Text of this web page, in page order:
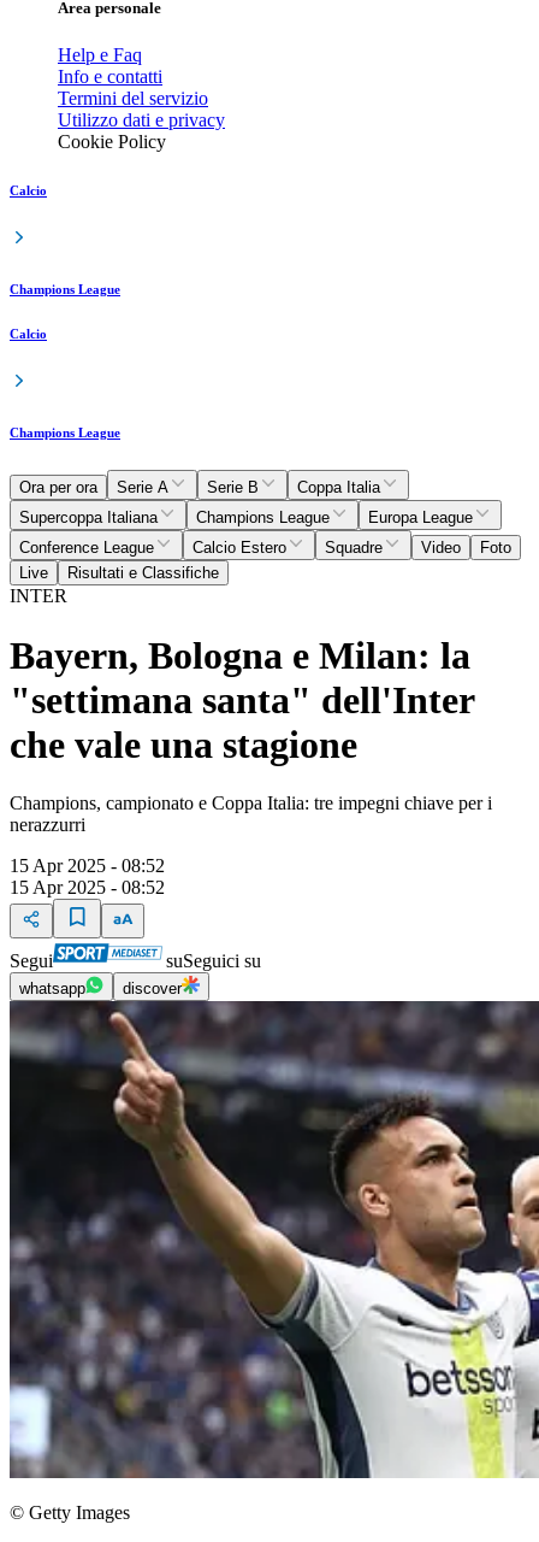
Area personale
Help e Faq
Info e contatti
Termini del servizio
Utilizzo dati e privacy
Cookie Policy
Calcio
Champions League
Calcio
Champions League
Ora per ora Serie A Serie B
Coppa Italia
Supercoppa Italiana
Champions League
Europa League
Conference League
Calcio Estero Squadre Video
Foto
Live
Risultati e Classifiche
INTER
Bayern, Bologna e Milan: la
"settimana santa" dell'Inter
che vale una stagione
Champions, campionato e Coppa Italia: tre impegni chiave per i
nerazzurri
15 Apr 2025 - 08:52
15 Apr 2025 - 08:52
Segui suSeguici su
whatsapp discover
© Getty Images